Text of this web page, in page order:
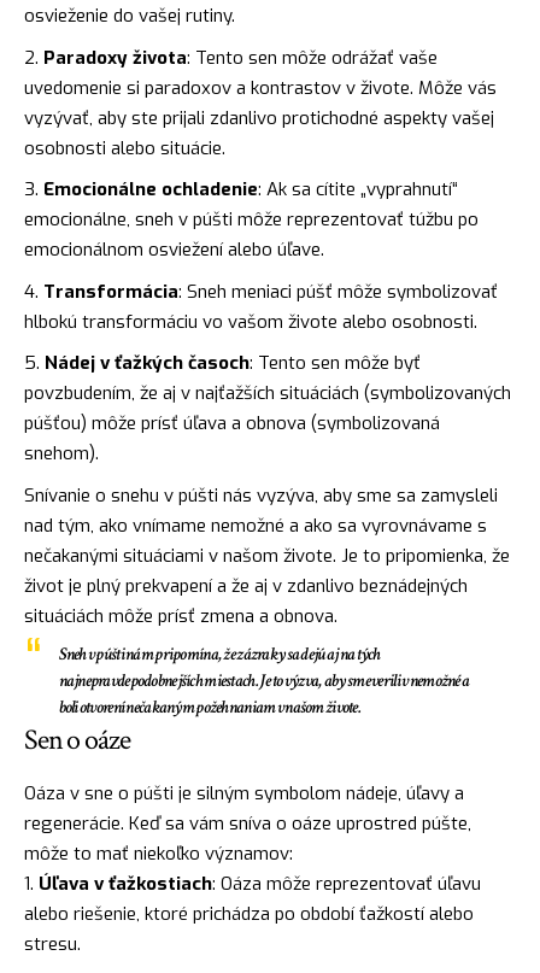
osvieženie do vašej rutiny.
Paradoxy života: Tento sen môže odrážať vaše
uvedomenie si paradoxov a kontrastov v živote. Môže vás
vyzývať, aby ste prijali zdanlivo protichodné aspekty vašej
osobnosti alebo situácie.
Emocionálne ochladenie: Ak sa cítite „vyprahnutí“
emocionálne, sneh v púšti môže reprezentovať túžbu po
emocionálnom osviežení alebo úľave.
Transformácia: Sneh meniaci púšť môže symbolizovať
hlbokú transformáciu vo vašom živote alebo osobnosti.
Nádej v ťažkých časoch: Tento sen môže byť
povzbudením, že aj v najťažších situáciách (symbolizovaných
púšťou) môže prísť úľava a obnova (symbolizovaná
snehom).
Snívanie o snehu v púšti nás vyzýva, aby sme sa zamysleli
nad tým, ako vnímame nemožné a ako sa vyrovnávame s
nečakanými situáciami v našom živote. Je to pripomienka, že
život je plný prekvapení a že aj v zdanlivo beznádejných
situáciách môže prísť zmena a obnova.
Sneh v púšti nám pripomína, že zázraky sa dejú aj na tých
najnepravdepodobnejších miestach. Je to výzva, aby sme verili v nemožné a
boli otvorení nečakaným požehnaniam v našom živote.
Sen o oáze
Oáza v sne o púšti je silným symbolom nádeje, úľavy a
regenerácie. Keď sa vám sníva o oáze uprostred púšte,
môže to mať niekoľko významov:
Úľava v ťažkostiach: Oáza môže reprezentovať úľavu
alebo riešenie, ktoré prichádza po období ťažkostí alebo
stresu.